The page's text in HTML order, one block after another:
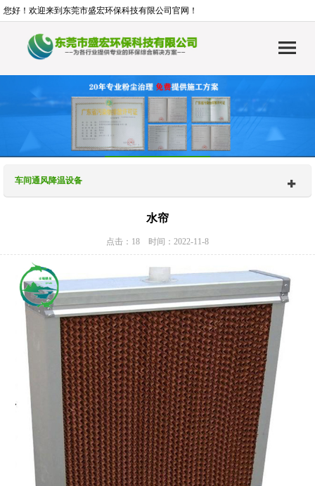
您好！欢迎来到东莞市盛宏环保科技有限公司官网！
车间通风降温设备
水帘
点击：18 时间：2022-11-8